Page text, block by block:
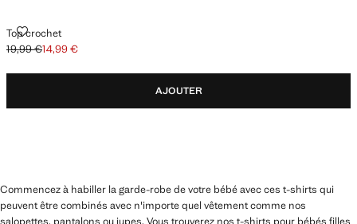
Top crochet
TOP CROCHET
Prix initial barré [19,99 € ]
19,99 €
Prix actuel [14,99 € ]
14,99 €
AJOUTER
Commencez à habiller la garde-robe de votre bébé avec ces t-shirts qui
peuvent être combinés avec n'importe quel vêtement comme nos
salopettes, pantalons ou jupes. Vous trouverez nos t-shirts pour bébés filles